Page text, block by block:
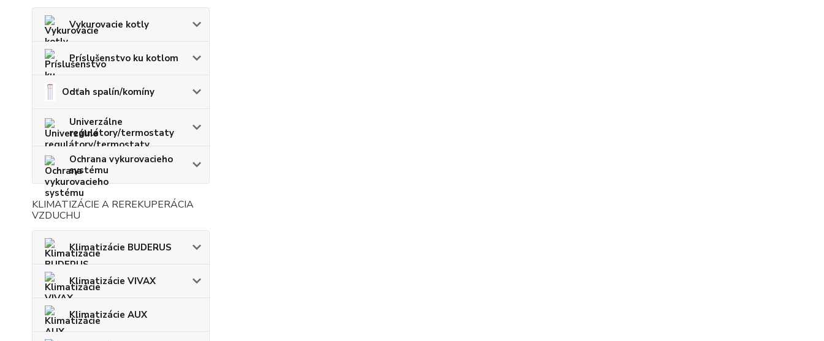
Vykurovacie kotly
Príslušenstvo ku kotlom
Odťah spalín/komíny
Univerzálne
regulátory/termostaty
Ochrana vykurovacieho
systému
KLIMATIZÁCIE A REREKUPERÁCIA
VZDUCHU
Klimatizácie BUDERUS
Klimatizácie VIVAX
Klimatizácie AUX